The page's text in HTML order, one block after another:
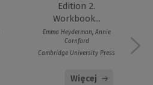
Edition 2.
Workbook...
Emma Heyderman, Annie
Cornford
Cambridge University Press
Więcej